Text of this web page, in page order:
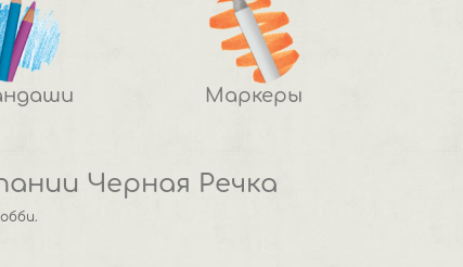
Маркеры
Черная Речка